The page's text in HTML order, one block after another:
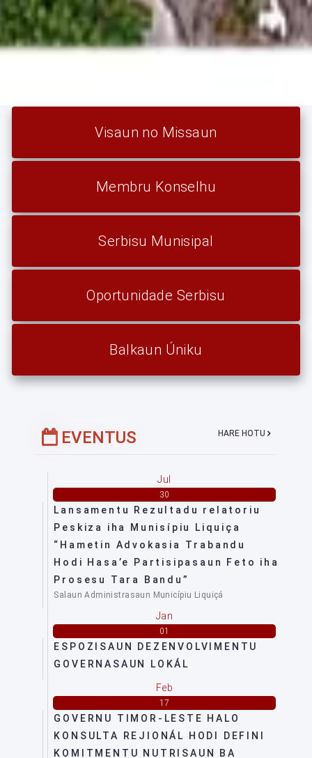
Visaun no Missaun
Membru Konselhu
Serbisu Munisipal
Oportunidade Serbisu
Balkaun Úniku
EVENTUS HARE HOTU
Jul
30
Lansamentu Rezultadu relatoriu
Peskiza iha Munisípiu Liquiça
“Hametin Advokasia Trabandu
Hodi Hasa’e Partisipasaun Feto iha
Prosesu Tara Bandu”
Salaun Administrasaun Municípiu Liquiçá
Jan
01
ESPOZISAUN DEZENVOLVIMENTU
GOVERNASAUN LOKÁL
Feb
17
GOVERNU TIMOR-LESTE HALO
KONSULTA REJIONÁL HODI DEFINI
KOMITMENTU NUTRISAUN BA